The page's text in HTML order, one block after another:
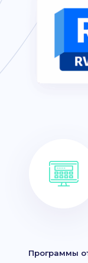
Программы